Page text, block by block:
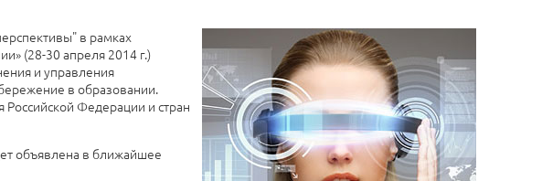
в рамках
» (28-30 апреля 2014 г.)
и управления
в образовании.
Федерации и стран
объявлена в ближайшее